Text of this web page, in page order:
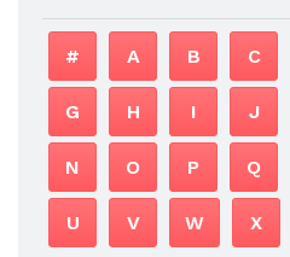
# A B C
G H I J
N O P Q
U V W X